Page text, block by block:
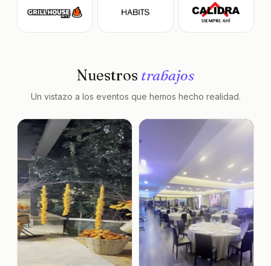
Nuestros trabajos
Un vistazo a los eventos que hemos hecho realidad.